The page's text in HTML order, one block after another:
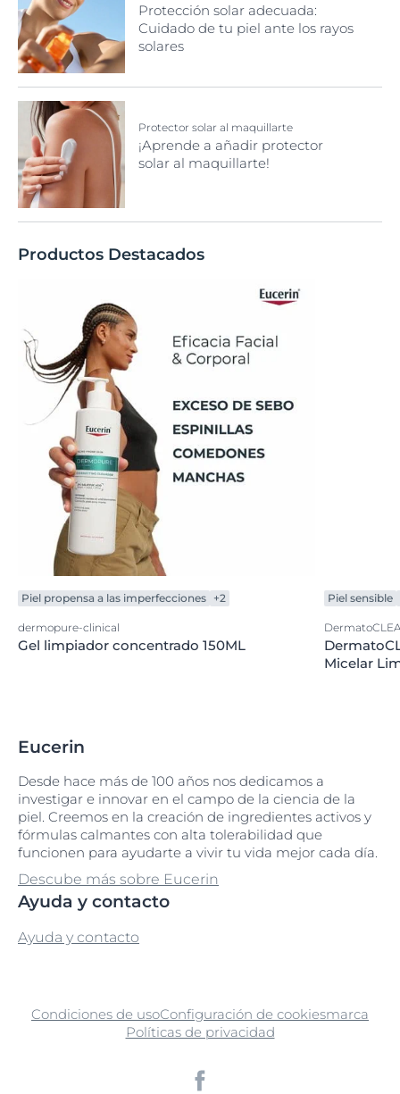
Protección solar adecuada:
Cuidado de tu piel ante los rayos
solares
Protector solar al maquillarte
¡Aprende a añadir protector
solar al maquillarte!
Productos Destacados
Piel propensa a las imperfecciones +2
dermopure-clinical
Gel limpiador concentrado 150ML
Piel sensible
Micelar
Eucerin
Desde hace más de 100 años nos dedicamos a
investigar e innovar en el campo de la ciencia de la
piel. Creemos en la creación de ingredientes activos y
fórmulas calmantes con alta tolerabilidad que
funcionen para ayudarte a vivir tu vida mejor cada día.
Descube más sobre Eucerin
Ayuda y contacto
Ayuda y contacto
Condiciones de usoConfiguración de cookiesmarca
Políticas de privacidad